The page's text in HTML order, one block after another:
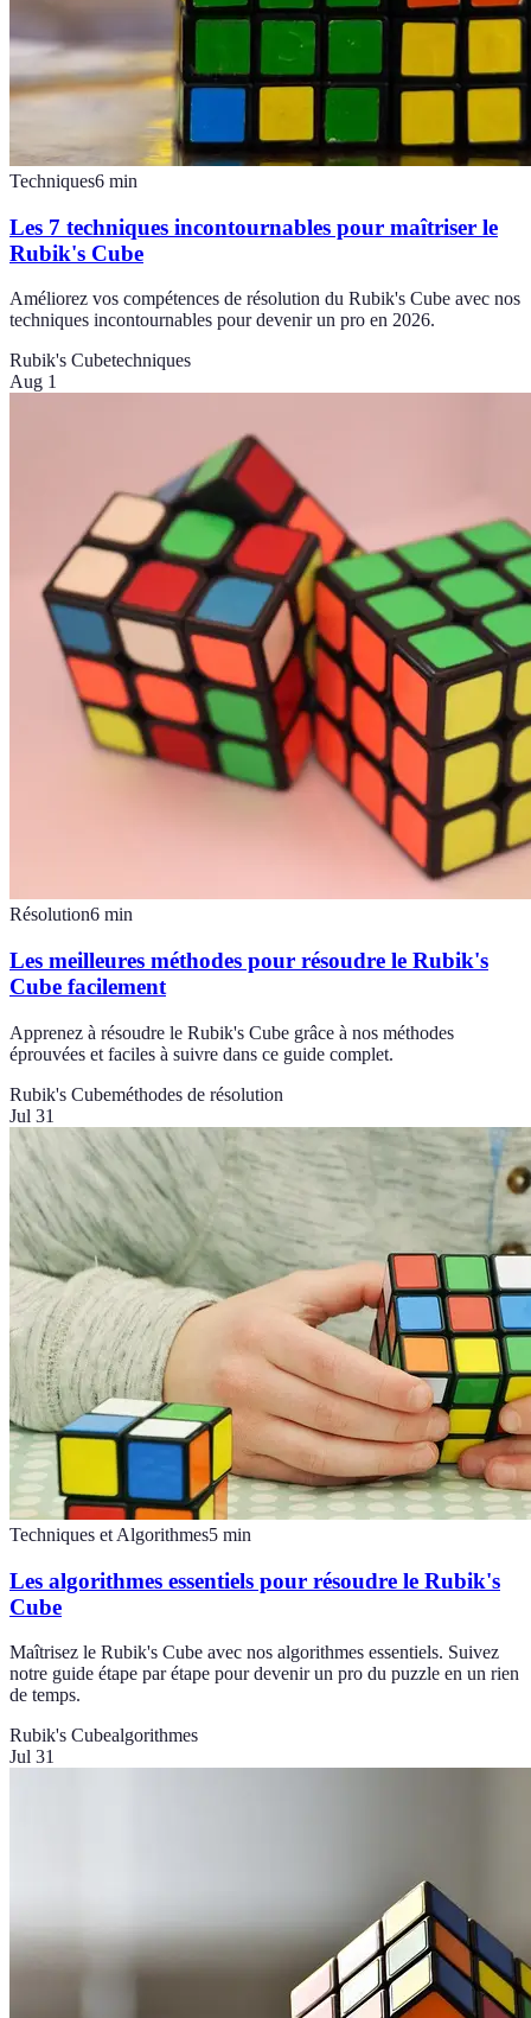
Techniques6 min
Les 7 techniques incontournables pour maîtriser le
Rubik's Cube
Améliorez vos compétences de résolution du Rubik's Cube avec nos
techniques incontournables pour devenir un pro en 2026.
Rubik's Cubetechniques
Aug 1
Résolution6 min
Les meilleures méthodes pour résoudre le Rubik's
Cube facilement
Apprenez à résoudre le Rubik's Cube grâce à nos méthodes
éprouvées et faciles à suivre dans ce guide complet.
Rubik's Cubeméthodes de résolution
Jul 31
Techniques et Algorithmes5 min
Les algorithmes essentiels pour résoudre le Rubik's
Cube
Maîtrisez le Rubik's Cube avec nos algorithmes essentiels. Suivez
notre guide étape par étape pour devenir un pro du puzzle en un rien
de temps.
Rubik's Cubealgorithmes
Jul 31